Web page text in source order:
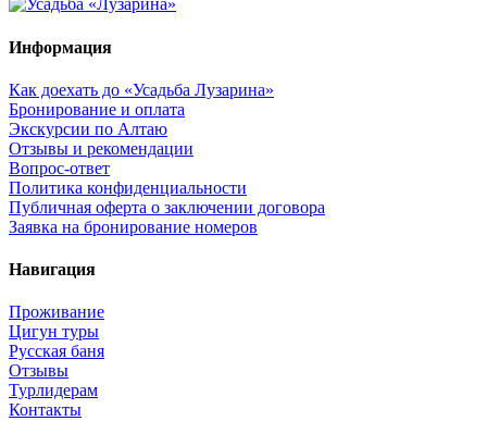
Информация
Как доехать до «Усадьба Лузарина»
Бронирование и оплата
Экскурсии по Алтаю
Отзывы и рекомендации
Вопрос-ответ
Политика конфиденциальности
Публичная оферта о заключении договора
Заявка на бронирование номеров
Навигация
Проживание
Цигун туры
Русская баня
Отзывы
Турлидерам
Контакты